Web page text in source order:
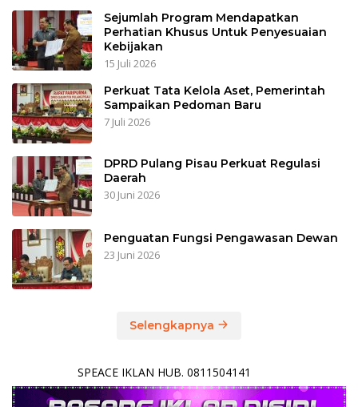
Sejumlah Program Mendapatkan
Perhatian Khusus Untuk Penyesuaian
Kebijakan
15 Juli 2026
Perkuat Tata Kelola Aset, Pemerintah
Sampaikan Pedoman Baru
7 Juli 2026
DPRD Pulang Pisau Perkuat Regulasi
Daerah
30 Juni 2026
Penguatan Fungsi Pengawasan Dewan
23 Juni 2026
Selengkapnya
SPEACE IKLAN HUB. 0811504141